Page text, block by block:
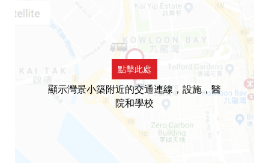
點擊此處
顯示灣景小築附近的交通連線，設施，醫
院和學校